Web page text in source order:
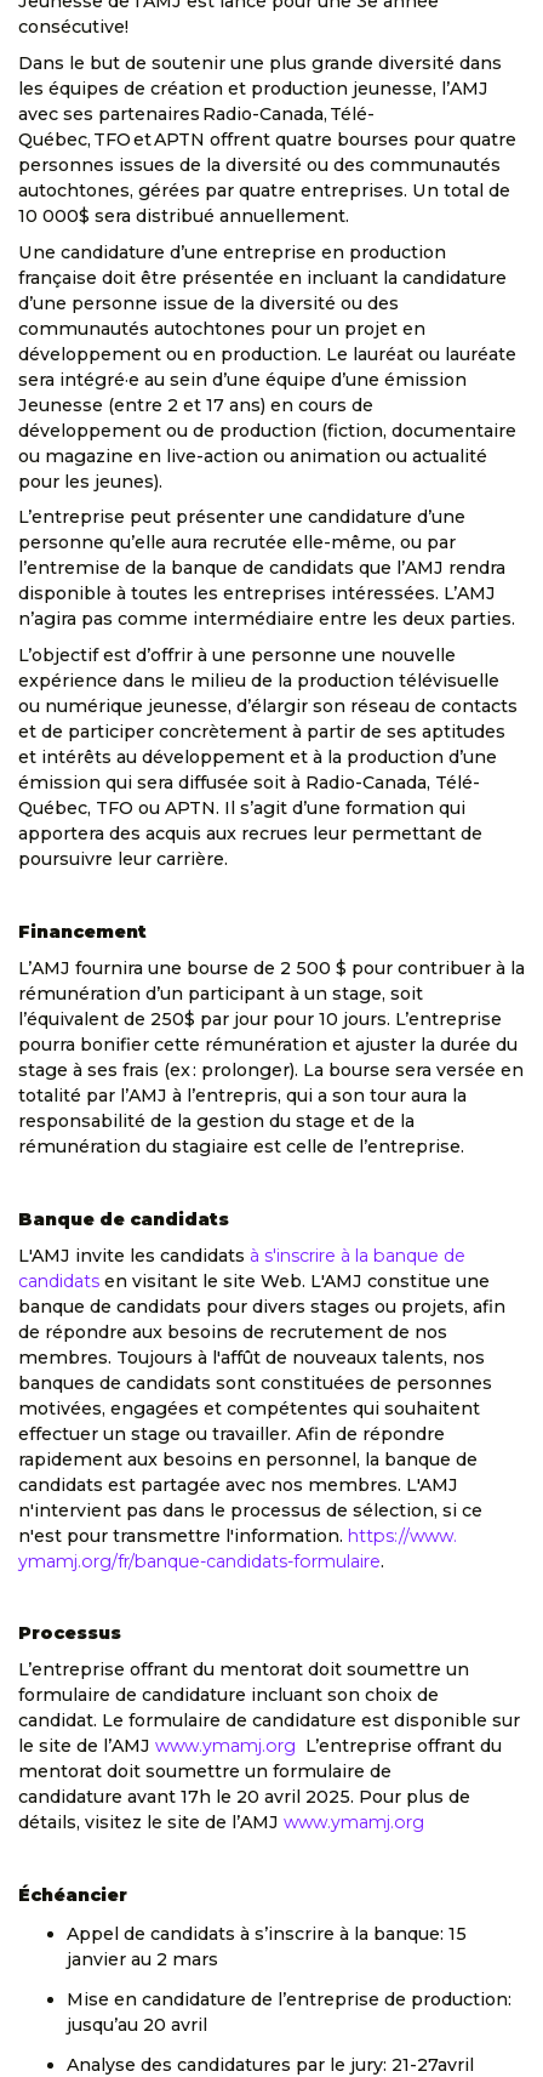
consécutive!
Dans le but de soutenir une plus grande diversité dans
les équipes de création et production jeunesse, l’AMJ
avec ses partenaires Radio-Canada, Télé-
Québec, TFO et APTN offrent quatre bourses pour quatre
personnes issues de la diversité ou des communautés
autochtones, gérées par quatre entreprises. Un total de
10 000$ sera distribué annuellement.
Une candidature d’une entreprise en production
française doit être présentée en incluant la candidature
d’une personne issue de la diversité ou des
communautés autochtones pour un projet en
développement ou en production. Le lauréat ou lauréate
sera intégré·e au sein d’une équipe d’une émission
Jeunesse (entre 2 et 17 ans) en cours de
développement ou de production (fiction, documentaire
ou magazine en live-action ou animation ou actualité
pour les jeunes).
L’entreprise peut présenter une candidature d’une
personne qu’elle aura recrutée elle-même, ou par
l’entremise de la banque de candidats que l’AMJ rendra
disponible à toutes les entreprises intéressées. L’AMJ
n’agira pas comme intermédiaire entre les deux parties.
L’objectif est d’offrir à une personne une nouvelle
expérience dans le milieu de la production télévisuelle
ou numérique jeunesse, d’élargir son réseau de contacts
et de participer concrètement à partir de ses aptitudes
et intérêts au développement et à la production d’une
émission qui sera diffusée soit à Radio-Canada, Télé-
Québec, TFO ou APTN. Il s’agit d’une formation qui
apportera des acquis aux recrues leur permettant de
poursuivre leur carrière.
Financement
L’AMJ fournira une bourse de 2 500 $ pour contribuer à la
rémunération d’un participant à un stage, soit
l’équivalent de 250$ par jour pour 10 jours. L’entreprise
pourra bonifier cette rémunération et ajuster la durée du
stage à ses frais (ex : prolonger). La bourse sera versée en
totalité par l’AMJ à l’entrepris, qui a son tour aura la
responsabilité de la gestion du stage et de la
rémunération du stagiaire est celle de l’entreprise.
Banque de candidats
L'AMJ invite les candidats à s'inscrire à la banque de
candidats en visitant le site Web. L'AMJ constitue une
banque de candidats pour divers stages ou projets, afin
de répondre aux besoins de recrutement de nos
membres. Toujours à l'affût de nouveaux talents, nos
banques de candidats sont constituées de personnes
motivées, engagées et compétentes qui souhaitent
effectuer un stage ou travailler. Afin de répondre
rapidement aux besoins en personnel, la banque de
candidats est partagée avec nos membres. L'AMJ
n'intervient pas dans le processus de sélection, si ce
n'est pour transmettre l'information. https://www.
ymamj.org/fr/banque-candidats-formulaire.
Processus
L’entreprise offrant du mentorat doit soumettre un
formulaire de candidature incluant son choix de
candidat. Le formulaire de candidature est disponible sur
le site de l’AMJ www.ymamj.org L’entreprise offrant du
mentorat doit soumettre un formulaire de
candidature avant 17h le 20 avril 2025. Pour plus de
détails, visitez le site de l’AMJ www.ymamj.org
Échéancier
Appel de candidats à s’inscrire à la banque: 15
janvier au 2 mars
Mise en candidature de l’entreprise de production:
jusqu’au 20 avril
Analyse des candidatures par le jury: 21-27avril